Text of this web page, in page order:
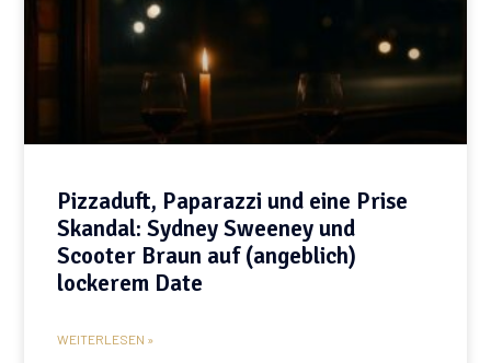
Pizzaduft, Paparazzi und eine Prise
Skandal: Sydney Sweeney und
Scooter Braun auf (angeblich)
lockerem Date
WEITERLESEN »